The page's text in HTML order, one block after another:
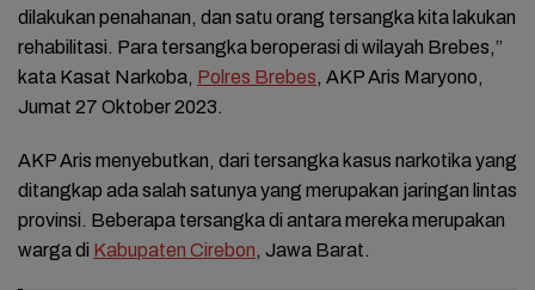
dilakukan penahanan, dan satu orang tersangka kita lakukan
rehabilitasi. Para tersangka beroperasi di wilayah Brebes,”
kata Kasat Narkoba, Polres Brebes, AKP Aris Maryono,
Jumat 27 Oktober 2023.
AKP Aris menyebutkan, dari tersangka kasus narkotika yang
ditangkap ada salah satunya yang merupakan jaringan lintas
provinsi. Beberapa tersangka di antara mereka merupakan
warga di Kabupaten Cirebon, Jawa Barat.